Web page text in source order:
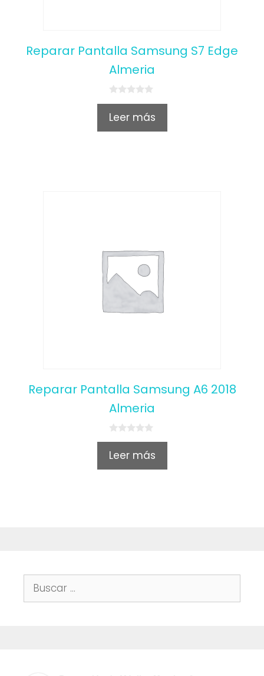
Reparar Pantalla Samsung S7 Edge
Almeria
0
u
Leer más
Reparar Pantalla Samsung A6 2018
Almeria
0
u
Leer más
Buscar: